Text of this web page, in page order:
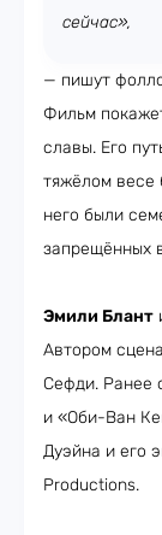
сейчас»,
— пишут
Фильм
славы. Его
тяжёлом весе
него были
запрещённых
Эмили Блант
Автором
Сефди. Ранее
и «Оби-Ван
Дуэйна и его
Productions.